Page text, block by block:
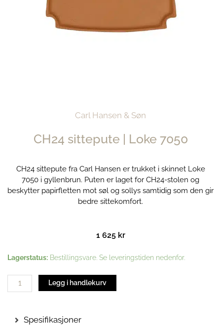
Carl Hansen & Søn
CH24 sittepute | Loke 7050
CH24 sittepute fra Carl Hansen er trukket i skinnet Loke
7050 i gyllenbrun. Puten er laget for CH24-stolen og
beskytter papirfletten mot søl og sollys samtidig som den gir
bedre sittekomfort.
1 625 kr
Lagerstatus: Bestillingsvare. Se leveringstiden nedenfor.
CH24
Legg i handlekurv
Spesifikasjoner